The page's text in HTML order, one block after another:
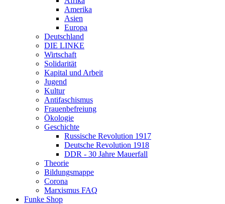
Amerika
Asien
Europa
Deutschland
DIE LINKE
Wirtschaft
Solidarität
Kapital und Arbeit
Jugend
Kultur
Antifaschismus
Frauenbefreiung
Ökologie
Geschichte
Russische Revolution 1917
Deutsche Revolution 1918
DDR - 30 Jahre Mauerfall
Theorie
Bildungsmappe
Corona
Marxismus FAQ
Funke Shop